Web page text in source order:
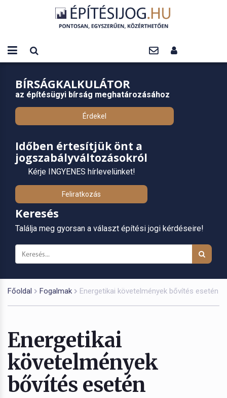
BÍRSÁGKALKULÁTOR
az építésügyi bírság meghatározásához
Érdekel
Időben értesítjük önt a
jogszabályváltozásokról
Kérje INGYENES hírlevelünket!
Feliratkozás
Keresés
Találja meg gyorsan a választ építési jogi kérdéseire!
Főoldal Fogalmak Energetikai követelmények bővítés esetén
Energetikai
követelmények
bővítés esetén